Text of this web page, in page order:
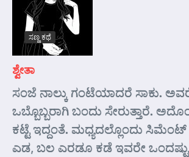
ಸಣ್ಣ ಕಥೆ
ಶ್ವೇತಾ
ಸಂಜೆ ನಾಲ್ಕು ಗಂಟೆಯಾದರೆ ಸಾಕು.
ಒಬ್ಬೊಬ್ಬರಾಗಿ ಬಂದು ಸೇರುತ್ತಾರೆ.
ಕಟ್ಟೆ ಇದ್ದಂತೆ. ಮಧ್ಯದಲ್ಲೊಂದು
ಎಡ, ಬಲ ಎರಡೂ ಕಡೆ ಇವರೇ ಒಂದಷ್ಟು